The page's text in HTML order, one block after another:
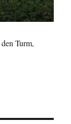
Turm,